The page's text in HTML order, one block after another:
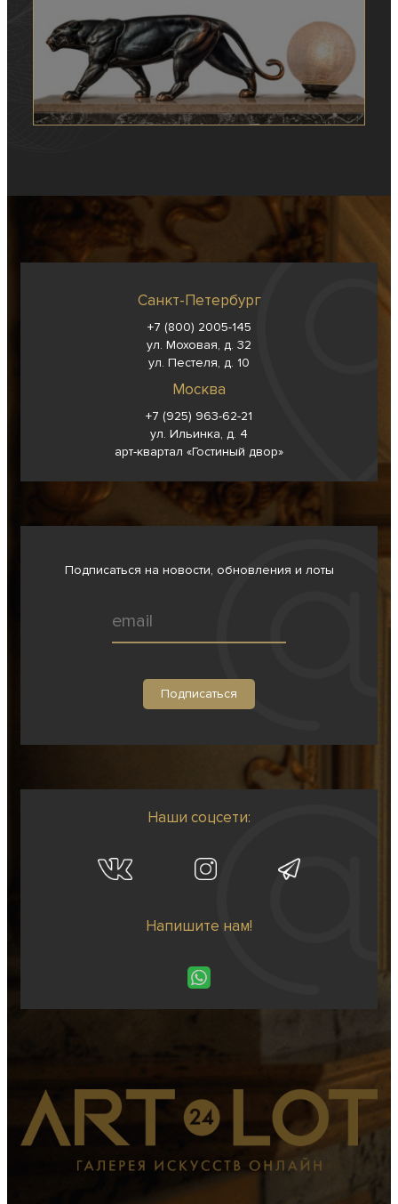
Санкт-Петербург
+7 (800) 2005-145
ул. Моховая, д. 32
ул. Пестеля, д. 10
Москва
+7 (925) 963-62-21
ул. Ильинка, д. 4
арт-квартал «Гостиный двор»
Подписаться на новости, обновления и лоты
Наши соцсети:
Напишите нам!